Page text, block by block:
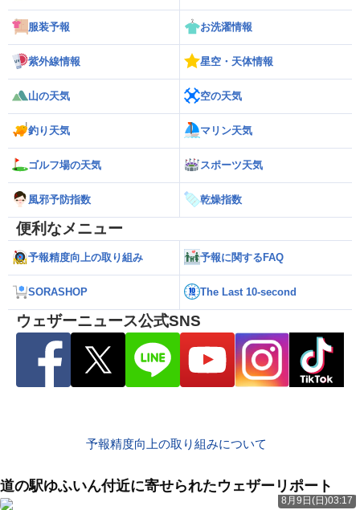
服装予報 お洗濯情報
紫外線情報 星空・天体情報
山の天気 空の天気
釣り天気 マリン天気
ゴルフ場の天気 スポーツ天気
風邪予防指数 乾燥指数
便利なメニュー
予報精度向上の取り組み 予報に関するFAQ
SORASHOP The Last 10-second
ウェザーニュース公式SNS
予報精度向上の取り組みについて
道の駅ゆふいん付近に寄せられたウェザーリポート
8月9日(日)03:17